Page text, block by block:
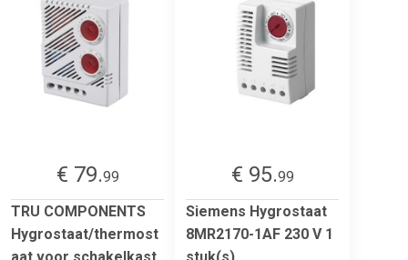
€ 79.99
TRU COMPONENTS
Hygrostaat/thermost
€ 95.99
Siemens Hygrostaat
8MR2170-1AF 230 V 1